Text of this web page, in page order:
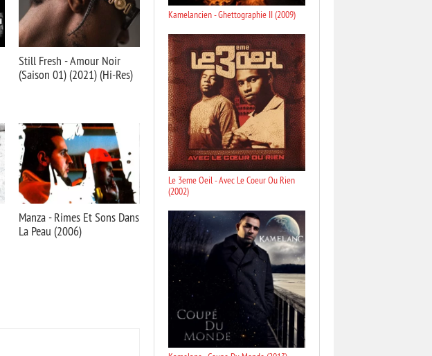
Still Fresh - Amour Noir
(Saison 01) (2021) (Hi-Res)
Manza - Rimes Et Sons Dans
La Peau (2006)
Kamelancien - Ghettographie II (2009)
Le 3eme Oeil - Avec Le Coeur Ou Rien
(2002)